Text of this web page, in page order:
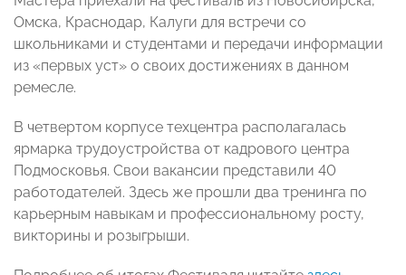
Омска, Краснодар, Калуги для встречи со
школьниками и студентами и передачи информации
из «первых уст» о своих достижениях в данном
ремесле.
В четвертом корпусе техцентра располагалась
ярмарка трудоустройства от кадрового центра
Подмосковья. Свои вакансии представили 40
работодателей. Здесь же прошли два тренинга по
карьерным навыкам и профессиональному росту,
викторины и розыгрыши.